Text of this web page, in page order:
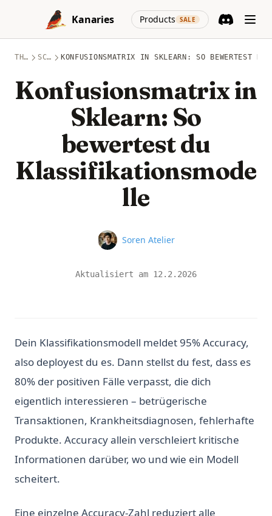
Skip to content
Kanaries
Products SALE
(opens in a
THEMEN SCIKIT-LEARN KONFUSIONSMATRIX IN SKLEARN: SO BEWERTEST DU
Konfusionsmatrix in
Sklearn: So
bewertest du
Klassifikationsmode
lle
Name
Soren Atelier
Aktualisiert am 12.2.2026
Dein Klassifikationsmodell meldet 95% Accuracy,
also deployest du es. Dann stellst du fest, dass es
80% der positiven Fälle verpasst, die dich
eigentlich interessieren – betrügerische
Transaktionen, Krankheitsdiagnosen, fehlerhafte
Produkte. Accuracy allein verschleiert kritische
Informationen darüber, wo und wie ein Modell
scheitert.
Eine einzelne Accuracy-Zahl reduziert alle